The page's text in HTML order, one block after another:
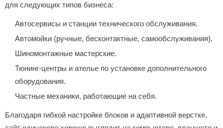
для следующих типов бизнеса:
Автосервисы и станции технического обслуживания.
Автомойки (ручные, бесконтактные, самообслуживания).
Шиномонтажные мастерские.
Тюнинг-центры и ателье по установке дополнительного
оборудования.
Частные механики, работающие на себя.
Благодаря гибкой настройке блоков и адаптивной верстке,